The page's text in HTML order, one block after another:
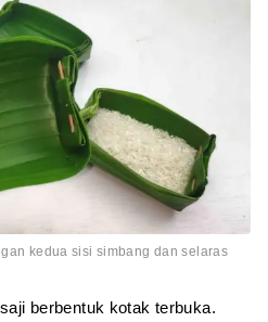
kedua sisi simbang dan selaras
berbentuk kotak terbuka.